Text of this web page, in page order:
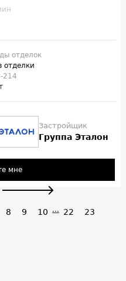
отделок
отделки
214
Застройщик
Группа Эталон
мне
8 9 10 ... 22 23